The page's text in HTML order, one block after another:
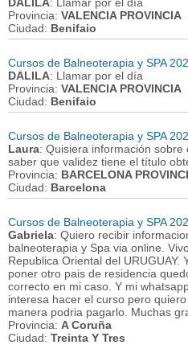
Provincia: VALENCIA PROVINCIA
Ciudad: Benifaio
Cursos de Balneoterapia y SPA
DALILA: Llamar por el día
Provincia: VALENCIA PROVINCIA
Ciudad: Benifaio
Cursos de Balneoterapia y SPA
Laura: Quisiera información
saber que validez tiene el título
Provincia: BARCELONA
Ciudad: Barcelona
Cursos de Balneoterapia y SPA
Gabriela: Quiero recibir
balneoterapia y Spa via online.
Republica Oriental del URUGUAY.
poner otro pais de residencia
correcto en mi caso. Y mi
interesa hacer el curso pero
manera podria pagarlo. Muchas
Provincia: A Coruña
Ciudad: Treinta Y Tres